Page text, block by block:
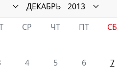
ДЕКАБРЬ
2013
СР ЧТ ПТ СБ
4 5 6 7